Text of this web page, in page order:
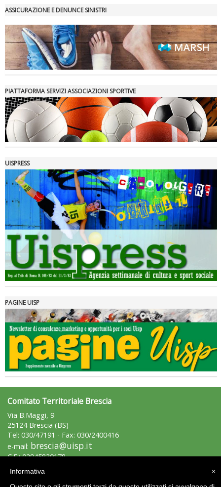
La formazione Uisp rallenta ma prosegue anche in estate
Tiziano Pesce nel Cda di Fondazione Terzjus: prima riunione a
Roma
ASSICURAZIONE E DENUNCE SINISTRI
PIATTAFORMA SERVIZI ASSOCIAZIONI SPORTIVE
UISPRESS
PAGINE UISP
Comitato Territoriale Brescia
Via B.Maggi, 9
25124 Brescia (BS)
Tel: 030/47191 - Fax: 030/2400416
e-mail: brescia@uisp.it
C.F.: 02945830178
Area Riservata 2.0
×
Informativa